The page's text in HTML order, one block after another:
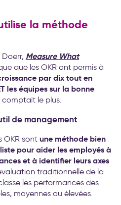
la méthode
Measure What
que les OKR ont permis à
par dix tout en
les équipes sur la bonne
le plus.
de management
OKR sont une méthode bien
pour aider les employés à
et à identifier leurs axes
traditionnelle de la
les performances des
moyennes ou élevées.